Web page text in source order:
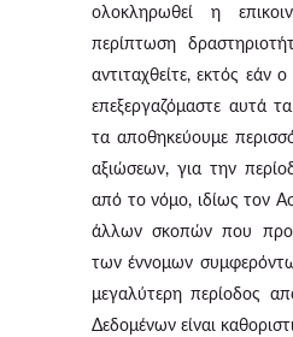
ολοκληρωθεί η
περίπτωση
αντιταχθείτε, εκτός
επεξεργαζόμαστε αυτά
τα αποθηκεύουμε
αξιώσεων, για την
από το νόμο, ιδίως τον
άλλων σκοπών που
των έννομων
μεγαλύτερη περίοδος
Δεδομένων είναι